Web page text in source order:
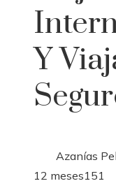
Y
Azanías
12 meses151